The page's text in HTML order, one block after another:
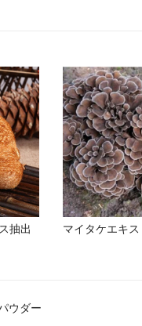
抽出
マイタケエキス
ウダー